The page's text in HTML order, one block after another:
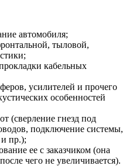
автомобиля;
тыловой,
кабельных
усилителей и прочего
особенностей
(сверление гнезд под
подключение системы,
и пр.);
ее с заказчиком (она
чего не увеличивается).